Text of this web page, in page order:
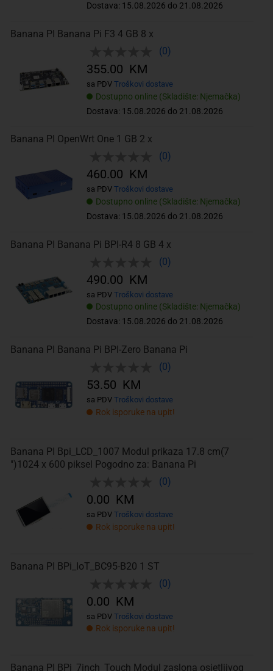
Dostava: 15.08.2026 do 21.08.2026
Banana PI Banana Pi F3 4 GB 8 x
(0)
Dostupno online (Skladište: Njemačka)
Dostava: 15.08.2026 do 21.08.2026
355.00 KM
sa PDV Troškovi dostave
Banana PI OpenWrt One 1 GB 2 x
(0)
Dostupno online (Skladište: Njemačka)
Dostava: 15.08.2026 do 21.08.2026
460.00 KM
sa PDV Troškovi dostave
Banana PI Banana Pi BPI-R4 8 GB 4 x
(0)
Dostupno online (Skladište: Njemačka)
Dostava: 15.08.2026 do 21.08.2026
490.00 KM
sa PDV Troškovi dostave
Banana PI Banana Pi BPI-Zero Banana Pi
(0)
Rok isporuke na upit!
53.50 KM
sa PDV Troškovi dostave
Banana PI Bpi_LCD_1007 Modul prikaza 17.8 cm(7
")1024 x 600 piksel Pogodno za: Banana Pi
(0)
Rok isporuke na upit!
0.00 KM
sa PDV Troškovi dostave
Banana PI BPi_IoT_BC95-B20 1 ST
(0)
Rok isporuke na upit!
0.00 KM
sa PDV Troškovi dostave
Banana PI BPi_7inch_Touch Modul zaslona osjetljivog